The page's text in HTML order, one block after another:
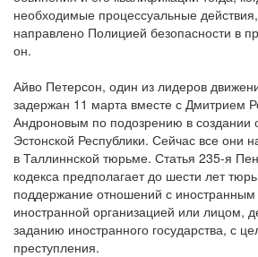
необходимые процессуальные
направлено Полицией безопасности в
он.
Айво Петерсон, один из лидеров
задержан 11 марта вместе с Дмитрием
Андроновым по подозрению в создании
Эстонской Республики. Сейчас все они
в Таллиннской тюрьме. Статья 235-я
кодекса предполагает до шести лет
поддержание отношений с иностранным
иностранной организацией или лицом,
заданию иностранного государства, с
преступления.